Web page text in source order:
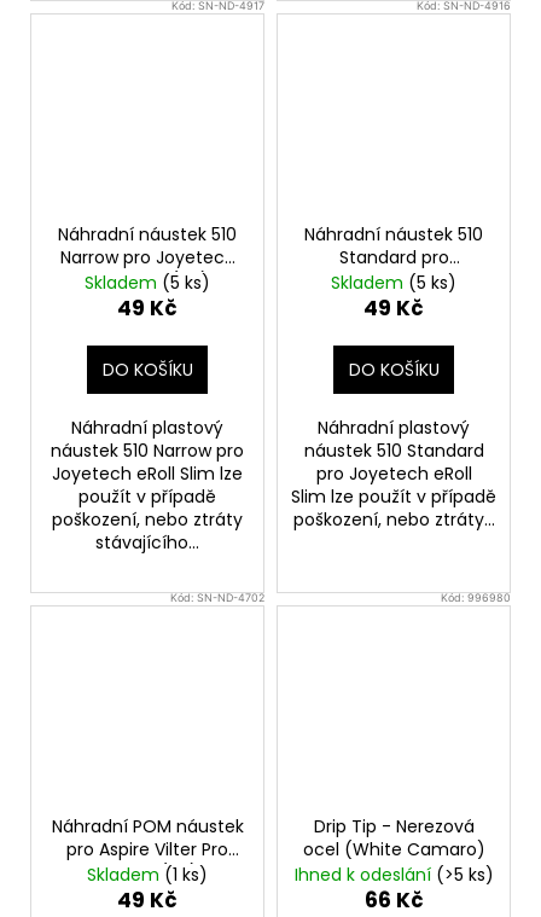
Kód:SN-ND-4917
Náhradní náustek 510
Narrow pro Joyetech
eRoll Slim (1ks)
Skladem (5 ks)
49 Kč
DO KOŠÍKU
Náhradní plastový
náustek 510 Narrow pro
Joyetech eRoll Slim lze
použít v případě
poškození, nebo ztráty
stávajícího...
Kód:SN-ND-4916
Náhradní náustek 510
Standard pro
Joyetech eRoll Slim
(1ks)
Skladem (5 ks)
49 Kč
DO KOŠÍKU
Náhradní plastový
náustek 510 Standard
pro Joyetech eRoll
Slim lze použít v případě
poškození, nebo ztráty...
Kód:SN-ND-4702
Náhradní POM náustek
pro Aspire Vilter Pro
Pod Kit (1ks)
Skladem (1 ks)
49 Kč
Kód:996980
Drip Tip - Nerezová
ocel (White Camaro)
Ihned k odeslání (>5 ks)
66 Kč